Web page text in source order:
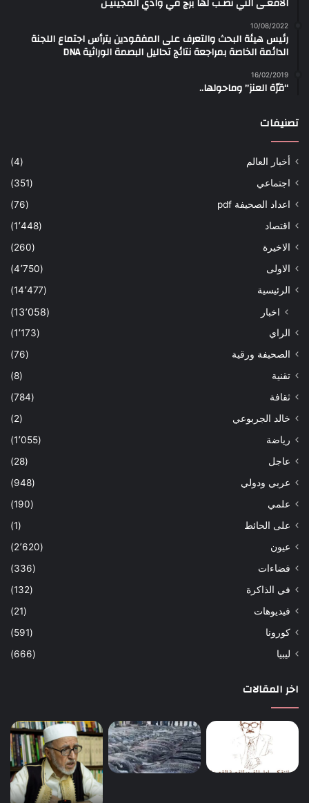
10/08/2022
رئيس هيئة البحث والتعرف على المفقودين يترأس اجتماع اللجنة
الدائمة الخاصة بمراجعة نتائج تحاليل البصمة الوراثية DNA
16/02/2019
“قرّة العنز” وماحولها..
تصنيفات
أخبار العالم
(4)
اجتماعي
(351)
اعداد الصحيفة pdf
(76)
اقتصاد
(1٬448)
الاخيرة
(260)
الاولى
(4٬750)
الرئيسية
(14٬477)
اخبار (13٬058)
الراي
(1٬173)
الصحيفة ورقية
(76)
تقنية
(8)
ثقافة
(784)
خالد الجربوعي
(2)
رياضة
(1٬055)
عاجل
(28)
عربي ودولي
(948)
علمي
(190)
على الحائط
(1)
عيون
(2٬620)
فضاءات
(336)
في الذاكرة
(132)
فيديوهات
(21)
كورونا
(591)
ليبيا
(666)
اخر المقالات